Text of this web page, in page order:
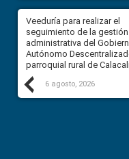
Previous
Veeduría para realizar el
seguimiento de la gestión
administrativa del
Autónomo
parroquial rural de
6 agosto, 2026